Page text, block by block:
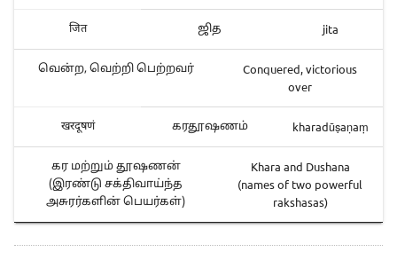
जित ஜித jita
வென்ற, வெற்றி பெற்றவர்
Conquered, victorious
over
खरदूषणं கரதூஷணம் kharadūṣaṇaṃ
கர மற்றும் தூஷணன்
(இரண்டு சக்திவாய்ந்த
அசுரர்களின் பெயர்கள்)
Khara and Dushana
(names of two powerful
rakshasas)